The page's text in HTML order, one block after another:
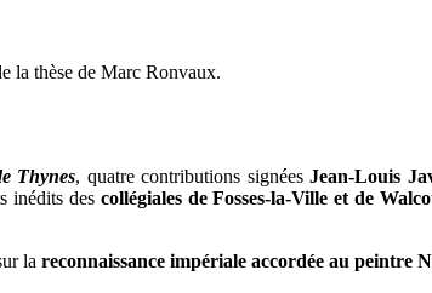
la thèse de Marc Ronvaux.
Thynes, quatre contributions signéesJean-Louis
inédits descollégiales de Fosses-la-Ville et de
la reconnaissance impériale accordée au peintre